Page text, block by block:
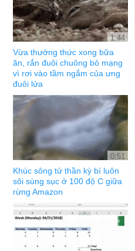
1:44
Vừa thưởng thức xong bữa
ăn, rắn đuôi chuông bỏ mạng
vì rơi vào tầm ngắm của ưng
đuôi lửa
0:51
Khúc sông tử thần kỳ bí luôn
sôi sùng sục ở 100 độ C giữa
rừng Amazon